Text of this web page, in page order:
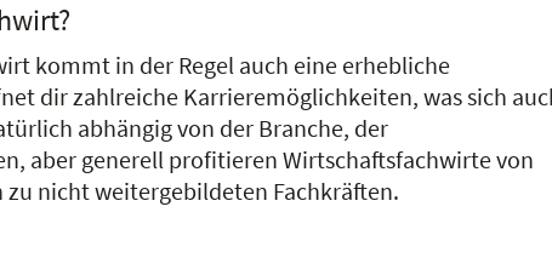
kommt in der Regel auch eine erhebliche
dir zahlreiche Karrieremöglichkeiten, was sich
abhängig von der Branche, der
aber generell profitieren Wirtschaftsfachwirte von
nicht weitergebildeten Fachkräften.